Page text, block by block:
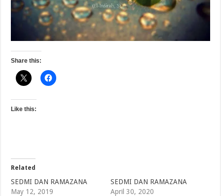
Share this:
Like this:
Related
SEDMI DAN RAMAZANA
May 12, 2019
SEDMI DAN RAMAZANA
April 30, 2020